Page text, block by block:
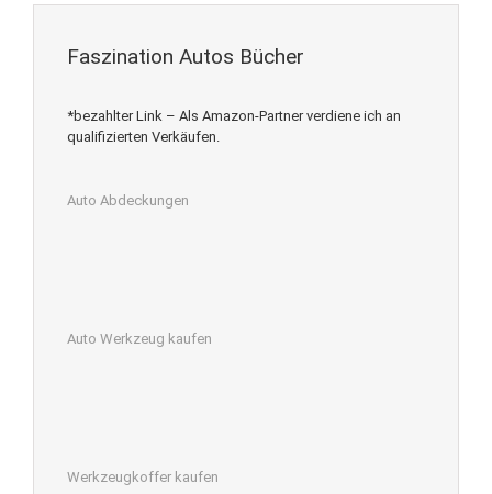
Faszination Autos Bücher
*bezahlter Link – Als Amazon-Partner verdiene ich an
qualifizierten Verkäufen.
Auto Abdeckungen
Auto Werkzeug kaufen
Werkzeugkoffer kaufen